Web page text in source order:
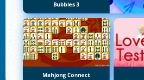
Bubbles 3
Mahjong Connect